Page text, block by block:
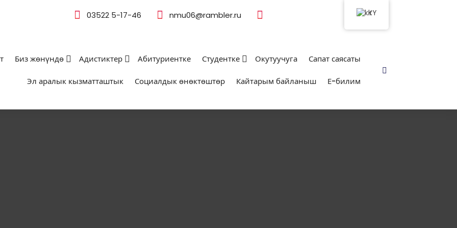
03522 5-17-46 nmu06@rambler.ru
Биз жөнүндө Адистиктер Абитуриентке Студентке Окутуучуга Сапат саясаты
Эл аралык кызматташтык Социалдык өнөктөштөр Кайтарым байланыш Е-билим
KY